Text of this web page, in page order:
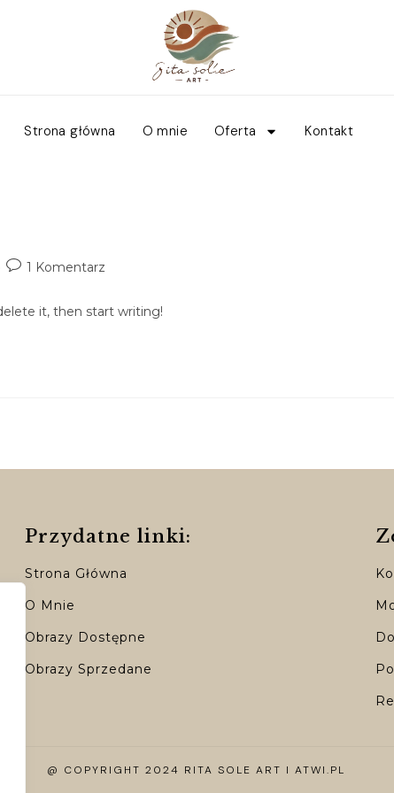
Strona główna O mnie Oferta Kontakt
1 Komentarz
it, then start writing!
Przydatne linki:
Strona Główna
O Mnie
Obrazy Dostępne
Obrazy Sprzedane
@ COPYRIGHT 2024 RITA SOLE ART I ATWI.PL